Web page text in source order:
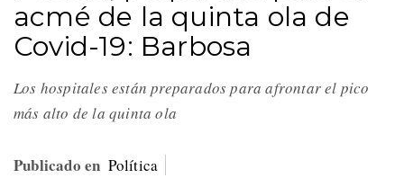
acmé de la quinta ola de
Covid-19: Barbosa
Los hospitales están preparados para afrontar el pico
más alto de la quinta ola
Publicado en Política